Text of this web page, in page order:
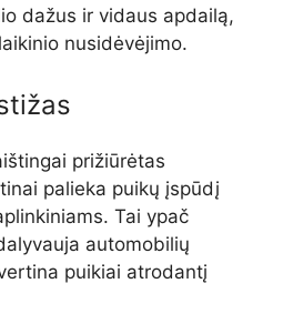
dažus ir vidaus apdailą,
nusidėvėjimo.
prižiūrėtas
palieka puikų įspūdį
Tai ypač
automobilių
puikiai atrodantį